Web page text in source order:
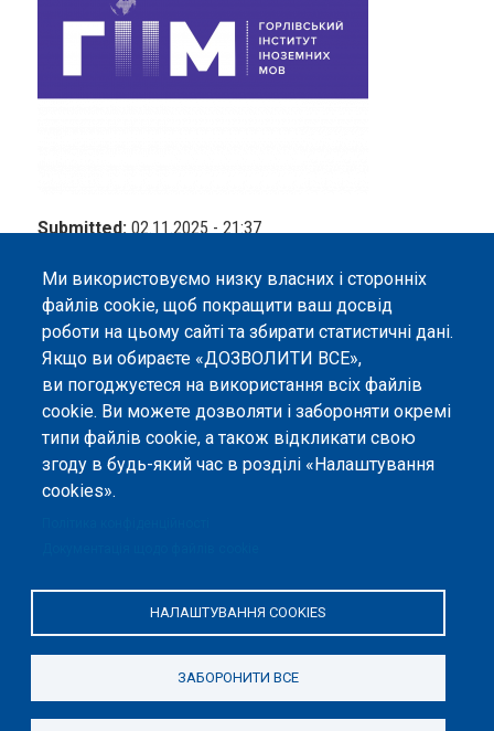
Submitted:02.11.2025 - 21:37
Ми використовуємо низку власних і сторонніх
файлів cookie, щоб покращити ваш досвід
роботи на цьому сайті та збирати статистичні дані.
Якщо ви обираєте «ДОЗВОЛИТИ ВСЕ»,
ви погоджуєтеся на використання всіх файлів
cookie. Ви можете дозволяти і забороняти окремі
типи файлів cookie, а також відкликати свою
згоду в будь-який час в розділі «Налаштування
cookies».
НАЛАШТУВАННЯ COOKIES
ЗАБОРОНИТИ ВСЕ
Peers International , платформа відкритого
рецензування, 2023-2026. |Налаштування файлів
cookie.
Вміст сайту опубліковано на умовах ліцензії «
була розроблена та підтримується
за сприяння Програми Європейського Союзу Erasmus+ у межах проєкту
OPTIMA (618940-EPP-1-2020-1-UA-EPPKA2-CBHE-JP). Підтримка
Єврокомісією створення цього вебсайту не означає схвалення його
несе відповідальності за будь-яке використання інформації, розміщеної